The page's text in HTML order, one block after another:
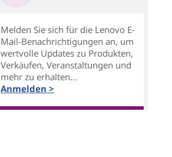
Melden Sie sich für die Lenovo E-
Mail-Benachrichtigungen an, um
wertvolle Updates zu Produkten,
Verkäufen, Veranstaltungen und
mehr zu erhalten...
Anmelden >